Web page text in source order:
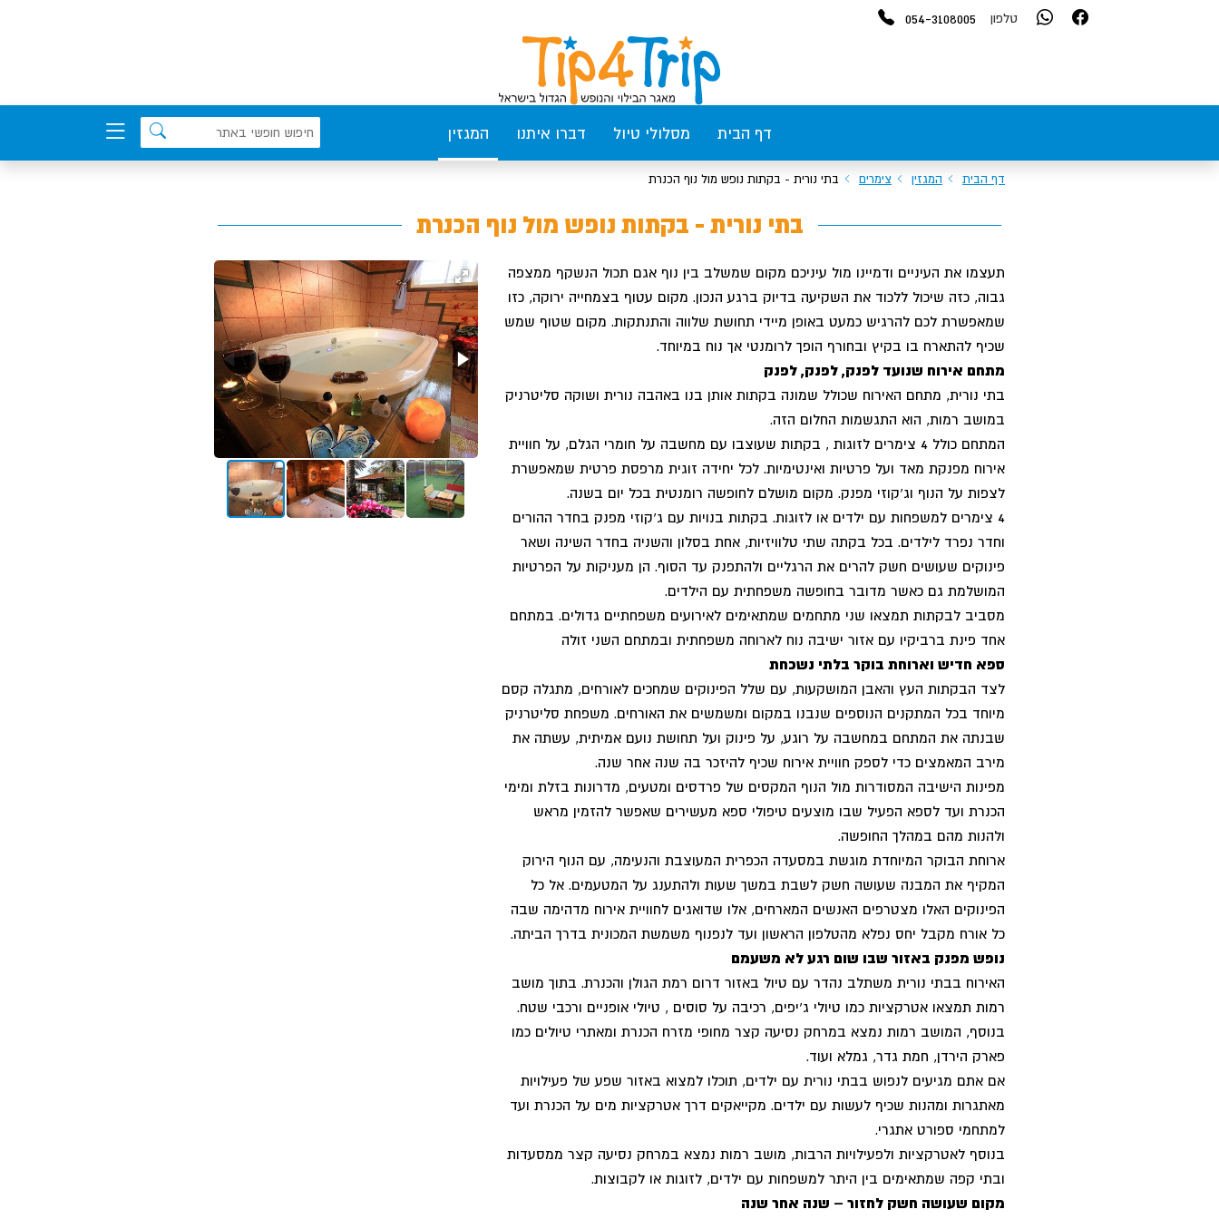
טלפון 054-3108005
דף הבית מסלולי טיול דברו איתנו המגזין
דף הבית המגזין צימרים בתי נורית - בקתות נופש מול נוף הכנרת
בתי נורית - בקתות נופש מול נוף הכנרת
תעצמו את העיניים ודמיינו מול עיניכם מקום שמשלב בין נוף אגם תכול הנשקף ממצפה
גבוה, כזה שיכול ללכוד את השקיעה בדיוק ברגע הנכון. מקום עטוף בצמחייה ירוקה, כזו
שמאפשרת לכם להרגיש כמעט באופן מיידי תחושת שלווה והתנתקות. מקום שטוף שמש
שכיף להתארח בו בקיץ ובחורף הופך לרומנטי אך נוח במיוחד.
מתחם אירוח שנועד לפנק, לפנק, לפנק
בתי נורית, מתחם האירוח שכולל שמונה בקתות אותן בנו באהבה נורית ושוקה סליטרניק
במושב רמות, הוא התגשמות החלום הזה.
המתחם כולל 4 צימרים לזוגות , בקתות שעוצבו עם מחשבה על חומרי הגלם, על חוויית
אירוח מפנקת מאד ועל פרטיות ואינטימיות. לכל יחידה זוגית מרפסת פרטית שמאפשרת
לצפות על הנוף וג'קוזי מפנק. מקום מושלם לחופשה רומנטית בכל יום בשנה.
4 צימרים למשפחות עם ילדים או לזוגות. בקתות בנויות עם ג'קוזי מפנק בחדר ההורים
וחדר נפרד לילדים. בכל בקתה שתי טלוויזיות, אחת בסלון והשניה בחדר השינה ושאר
פינוקים שעושים חשק להרים את הרגליים ולהתפנק עד הסוף. הן מעניקות על הפרטיות
המושלמת גם כאשר מדובר בחופשה משפחתית עם הילדים.
מסביב לבקתות תמצאו שני מתחמים שמתאימים לאירועים משפחתיים גדולים. במתחם
אחד פינת ברביקיו עם אזור ישיבה נוח לארוחה משפחתית ובמתחם השני זולה
ספא חדיש וארוחת בוקר בלתי נשכחת
לצד הבקתות העץ והאבן המושקעות, עם שלל הפינוקים שמחכים לאורחים, מתגלה קסם
מיוחד בכל המתקנים הנוספים שנבנו במקום ומשמשים את האורחים. משפחת סליטרניק
שבנתה את המתחם במחשבה על רוגע, על פינוק ועל תחושת נועם אמיתית, עשתה את
מירב המאמצים כדי לספק חוויית אירוח שכיף להיזכר בה שנה אחר שנה.
מפינות הישיבה המסודרות מול הנוף המקסים של פרדסים ומטעים, מדרונות בזלת ומימי
הכנרת ועד לספא הפעיל שבו מוצעים טיפולי ספא מעשירים שאפשר להזמין מראש
ולהנות מהם במהלך החופשה.
ארוחת הבוקר המיוחדת מוגשת במסעדה הכפרית המעוצבת והנעימה, עם הנוף הירוק
המקיף את המבנה שעושה חשק לשבת במשך שעות ולהתענג על המטעמים. אל כל
הפינוקים האלו מצטרפים האנשים המארחים, אלו שדואגים לחוויית אירוח מדהימה שבה
כל אורח מקבל יחס נפלא מהטלפון הראשון ועד לנפנוף משמשת המכונית בדרך הביתה.
נופש מפנק באזור שבו שום רגע לא משעמם
האירוח בבתי נורית משתלב נהדר עם טיול באזור דרום רמת הגולן והכנרת. בתוך מושב
רמות תמצאו אטרקציות כמו טיולי ג'יפים, רכיבה על סוסים , טיולי אופניים ורכבי שטח.
בנוסף, המושב רמות נמצא במרחק נסיעה קצר מחופי מזרח הכנרת ומאתרי טיולים כמו
פארק הירדן, חמת גדר, גמלא ועוד.
אם אתם מגיעים לנפוש בבתי נורית עם ילדים, תוכלו למצוא באזור שפע של פעילויות
מאתגרות ומהנות שכיף לעשות עם ילדים. מקייאקים דרך אטרקציות מים על הכנרת ועד
למתחמי ספורט אתגרי.
בנוסף לאטרקציות ולפעילויות הרבות, מושב רמות נמצא במרחק נסיעה קצר ממסעדות
ובתי קפה שמתאימים בין היתר למשפחות עם ילדים, לזוגות או לקבוצות.
מקום שעושה חשק לחזור – שנה אחר שנה